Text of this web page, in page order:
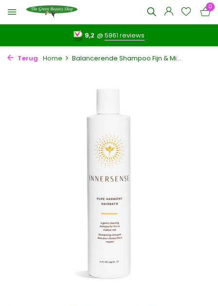
0
9,2 @5961 reviews
Terug Home Balancerende Shampoo Fijn & Mi...